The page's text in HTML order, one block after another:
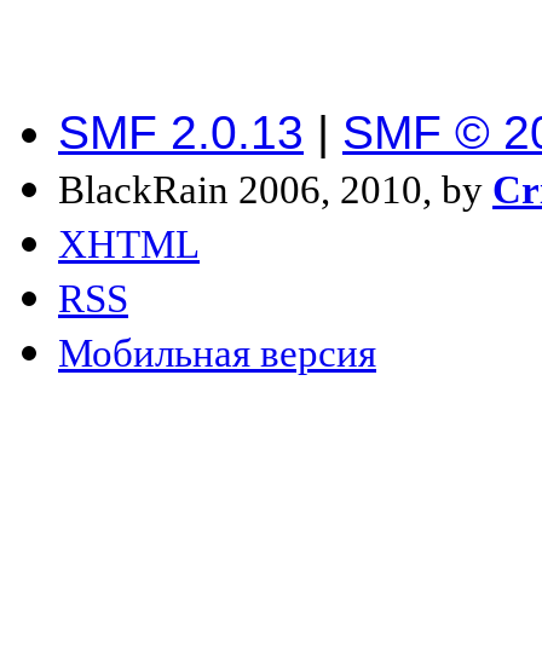
SMF 2.0.13 | SMF ©
BlackRain 2006, 2010, by
XHTML
RSS
Мобильная версия